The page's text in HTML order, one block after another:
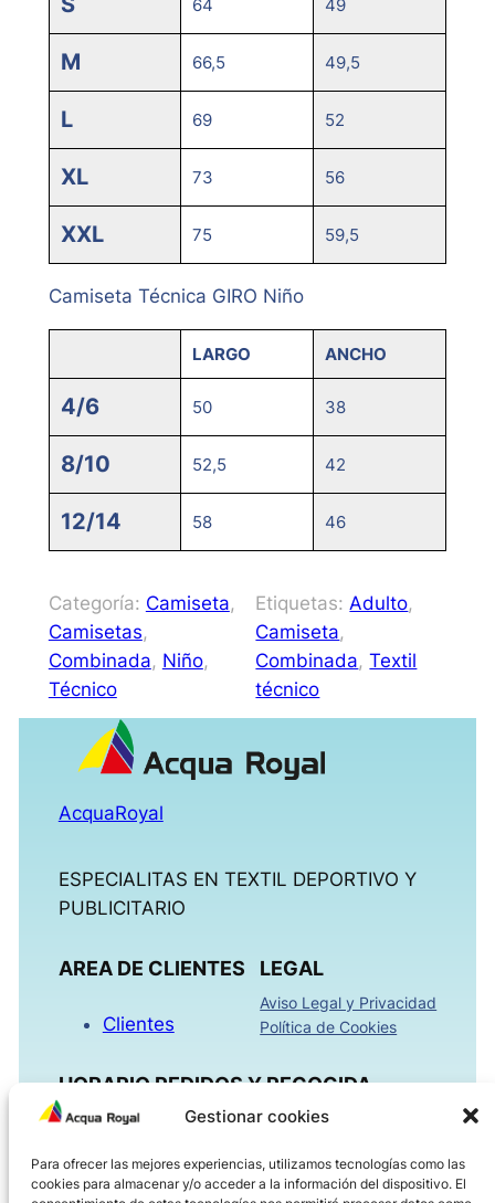
Gestionar cookies
Para ofrecer las mejores experiencias, utilizamos tecnologías como las
cookies para almacenar y/o acceder a la información del dispositivo. El
64 49
M 66,5 49,5
L 69 52
XL 73 56
XXL 75 59,5
Camiseta Técnica GIRO Niño
LARGO ANCHO
4/6 50 38
8/10 52,5 42
12/14 58 46
Categoría: Camiseta
Camisetas
Combinada, Niño
Técnico
Etiquetas: Adulto
Camiseta
Combinada, Textil
técnico
AcquaRoyal
ESPECIALITAS EN TEXTIL DEPORTIVO Y
PUBLICITARIO
AREA DE CLIENTES
Clientes
LEGAL
Aviso Legal y Privacidad
Política de Cookies
HORARIO PEDIDOS Y RECOGIDA
Tardes 16:00h – 18:30h
Viernes 08:00h – 14:00h